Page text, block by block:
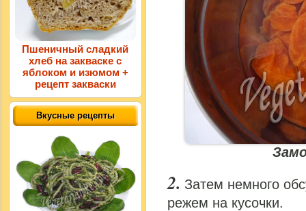
Затем немного
режем на кусочки.
Пшеничный сладкий
хлеб на закваске с
яблоком и изюмом +
рецепт закваски
Вкусные рецепты